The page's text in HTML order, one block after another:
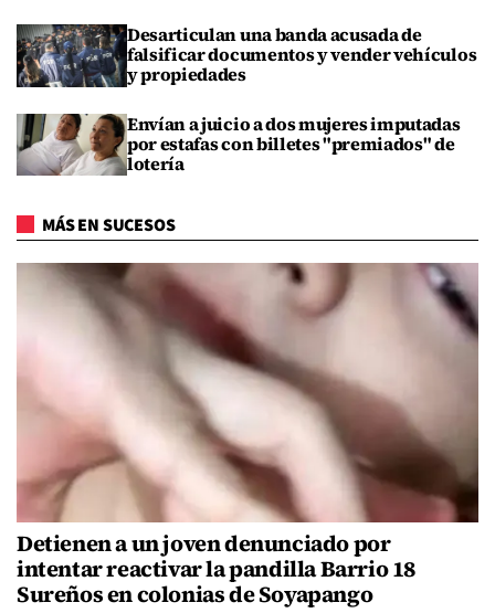
Desarticulan una banda acusada de
falsificar documentos y vender vehículos
y propiedades
Envían a juicio a dos mujeres imputadas
por estafas con billetes "premiados" de
lotería
MÁS EN SUCESOS
Detienen a un joven denunciado por
intentar reactivar la pandilla Barrio 18
Sureños en colonias de Soyapango